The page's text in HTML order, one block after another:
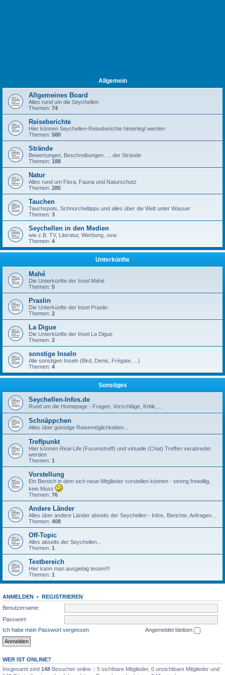
Allgemein
Allgemeines Board
Alles rund um die Seychellen
Themen: 74
Reiseberichte
Hier können Seychellen-Reiseberichte hinterlegt werden
Themen: 580
Strände
Bewertungen, Beschreibungen, ... der Strände
Themen: 188
Natur
Alles rund um Flora, Fauna und Naturschutz
Themen: 285
Tauchen
Tauchspots, Schnorcheltipps und alles über die Welt unter Wasser
Themen: 3
Seychellen in den Medien
wie z.B. TV, Literatur, Werbung, usw.
Themen: 4
Unterkünfte
Mahé
Die Unterkünfte der Insel Mahé
Themen: 5
Praslin
Die Unterkünfte der Insel Praslin
Themen: 2
La Digue
Die Unterkünfte der Insel La Digue
Themen: 2
sonstige Inseln
Alle sonstigen Inseln (Bird, Denis, Frégate, ...)
Themen: 4
Sonstiges
Seychellen-Infos.de
Rund um die Homepage - Fragen, Vorschläge, Kritik, ...
Schnäppchen
Alles über günstige Reisemöglichkeiten...
Treffpunkt
Hier können Real-Life (Forumstreff) und virtuelle (Chat) Treffen verabredet
werden
Themen: 1
Vorstellung
Ein Bereich in dem sich neue Mitglieder vorstellen können - streng freiwillig,
kein Muss
Themen: 76
Andere Länder
Alles über andere Länder abseits der Seychellen - Infos, Berichte, Anfragen...
Themen: 408
Off-Topic
Alles abseits der Seychellen...
Themen: 1
Testbereich
Hier kann man ausgiebig testen!!!
Themen: 1
ANMELDEN • REGISTRIEREN
Benutzername:
Passwort:
Ich habe mein Passwort vergessen
Angemeldet bleiben
WER IST ONLINE?
Insgesamt sind 148 Besucher online :: 5 sichtbare Mitglieder, 0 unsichtbare Mitglieder und